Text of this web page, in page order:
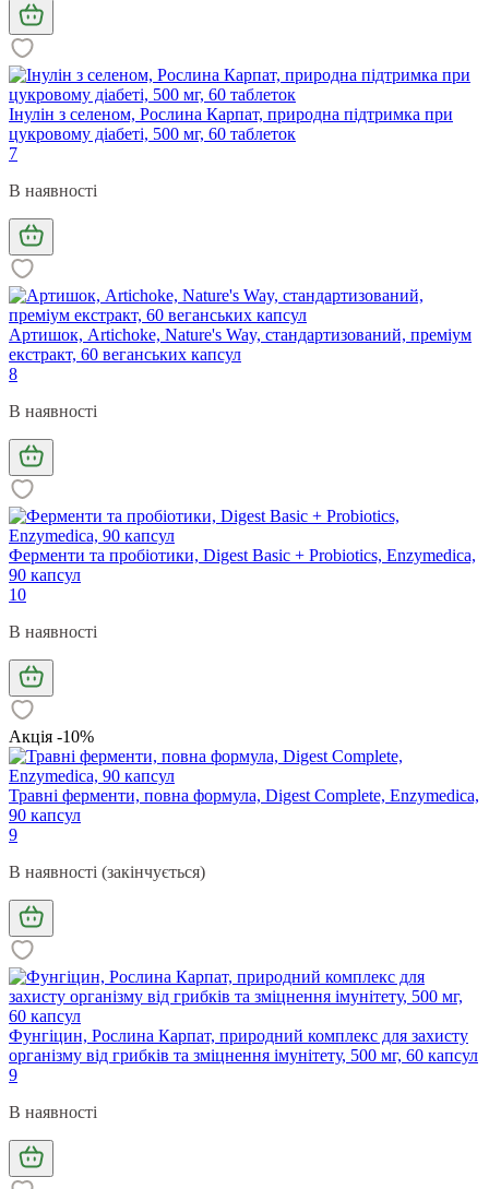
Інулін з селеном, Рослина Карпат, природна підтримка при
цукровому діабеті, 500 мг, 60 таблеток
7
В наявності
Артишок, Artichoke, Nature's Way, стандартизований, преміум
екстракт, 60 веганських капсул
8
В наявності
Ферменти та пробіотики, Digest Basic + Probiotics, Enzymedica,
90 капсул
10
В наявності
Акція -10%
Травні ферменти, повна формула, Digest Complete, Enzymedica,
90 капсул
9
В наявності (закінчується)
Фунгіцин, Рослина Карпат, природний комплекс для захисту
організму від грибків та зміцнення імунітету, 500 мг, 60 капсул
9
В наявності